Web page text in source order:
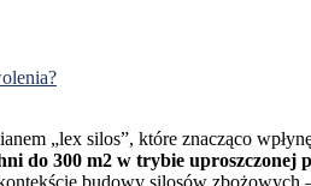
„lex silos”, które znacząco
do 300 m2 w trybie uproszczonej
budowy silosów